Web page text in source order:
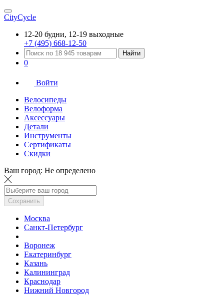
CityCycle
12-20 будни, 12-19 выходные
+7 (495) 668-12-50
Найти
0
Войти
Велосипеды
Велоформа
Аксессуары
Детали
Инструменты
Сертификаты
Скидки
Ваш город: Не определено
Сохранить
Москва
Санкт-Петербург
Воронеж
Екатеринбург
Казань
Калининград
Краснодар
Нижний Новгород